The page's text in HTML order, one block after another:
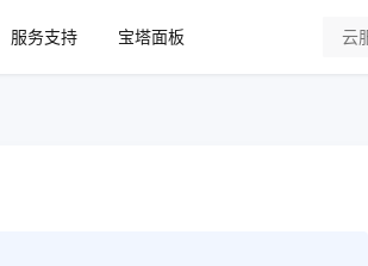
服务支持
宝塔面板